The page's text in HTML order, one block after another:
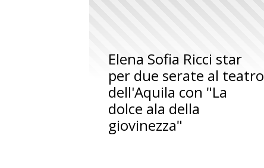
Elena Sofia Ricci star
per due serate al teatro
dell'Aquila con "La
dolce ala della
giovinezza"